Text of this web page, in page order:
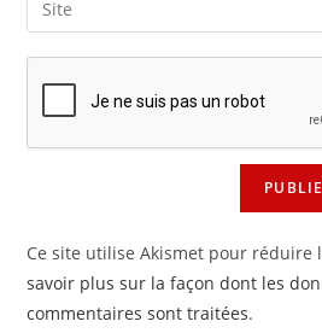
comment
address
l’URL
de
votre
site
(facultatif)
Ce site utilise Akismet pour réduire
savoir plus sur la façon dont les
commentaires sont traitées.